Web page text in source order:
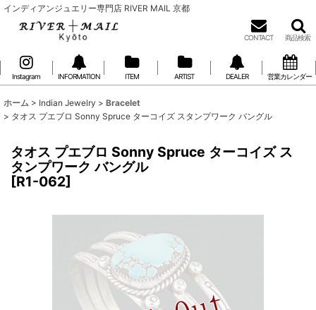
インディアンジュエリー専門店 RIVER MAIL 京都
CONTACT 商品検索
Instagram INFORMATION ITEM ARTIST DEALER 営業カレンダー
ホーム > Indian Jewelry > Bracelet
> タオス プエブロ Sonny Spruce ターコイズ スタンプワーク バングル
タオス プエブロ Sonny Spruce ターコイズ ス
タンプワーク バングル
[R1-062]